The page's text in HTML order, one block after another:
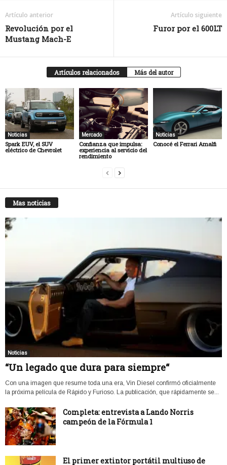
Artículo anterior
Revolución por el
Mustang Mach-E
Artículo siguiente
Furor por el 600LT
Artículos relacionados Más del autor
Noticias
Spark EUV, el SUV
eléctrico de Chevrolet
Mercado
Confianza que impulsa:
experiencia al servicio del
rendimiento
Noticias
Conocé el Ferrari Amalfi
Mas noticias
Noticias
“Un legado que dura para siempre“
Con una imagen que resume toda una era, Vin Diesel confirmó oficialmente
la próxima película de Rápido y Furioso. La publicación, que rápidamente se...
Completa: entrevista a Lando Norris
campeón de la Fórmula 1
El primer extintor portátil multiuso de